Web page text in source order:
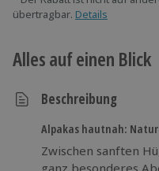
übertragbar. Details
Alles auf einen Blick
Beschreibung
Alpakas hautnah:
Zwischen sanften
ganz besonderes